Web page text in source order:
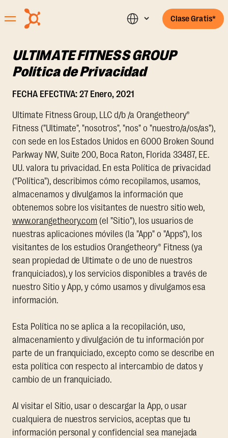
Clase Gratis*
ULTIMATE FITNESS GROUP
Política de Privacidad
FECHA EFECTIVA: 27 Enero, 2021
Ultimate Fitness Group, LLC d/b /a Orangetheory®
Fitness ("Ultimate", "nosotros", "nos" o "nuestro/a/os/as"),
con sede en los Estados Unidos en 6000 Broken Sound
Parkway NW, Suite 200, Boca Raton, Florida 33487, EE.
UU. valora tu privacidad. En esta Política de privacidad
("Política"), describimos cómo recopilamos, usamos,
almacenamos y divulgamos la información que
obtenemos sobre los visitantes de nuestro sitio web,
www.orangetheory.com (el "Sitio"), los usuarios de
nuestras aplicaciones móviles (la "App" o "Apps"), los
visitantes de los estudios Orangetheory® Fitness (ya
sean propiedad de Ultimate o de uno de nuestros
franquiciados), y los servicios disponibles a través de
nuestro Sitio y App, y cómo usamos y divulgamos esa
información.
Esta Política no se aplica a la recopilación, uso,
almacenamiento y divulgación de tu información por
parte de un franquiciado, excepto como se describe en
esta política con respecto al intercambio de datos y
cambio de un franquiciado.
Al visitar el Sitio, usar o descargar la App, o usar
cualquiera de nuestros servicios, aceptas que tu
información personal y confidencial sea manejada